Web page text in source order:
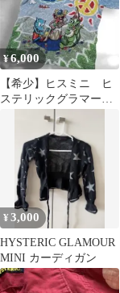
¥6,000
【希少】ヒスミニ ヒ
ステリックグラマー
キッズ Tシャツ 110
両面総柄 綿
¥3,000
HYSTERIC GLAMOUR
MINI カーディガン